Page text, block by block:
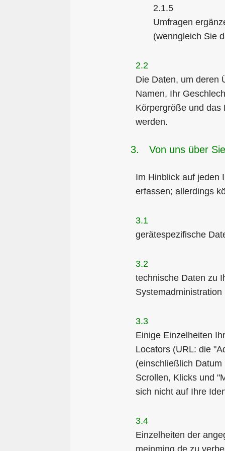
2.1.5
Umfragen
(wenngleich Sie
2.2
Die Daten, um deren
Namen, Ihr
Körpergröße und das
werden.
3. Von uns über
Im Hinblick auf jeden
erfassen; allerdings
3.1
gerätespezifische
3.2
technische Daten zu
3.3
Einige Einzelheiten
Locators (URL: die
(einschließlich
Scrollen, Klicks und
sich nicht auf Ihre
3.4
Einzelheiten der
meinming.de zu